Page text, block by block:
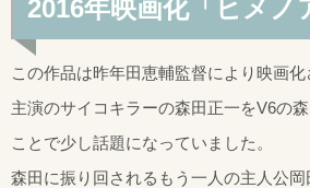
2016年映画化「ヒメノ
この作品は昨年田恵輔監督により映画化
主演のサイコキラーの森田正一をV6の
ことで少し話題になっていました。
森田に振り回されるもう一人の主人公岡